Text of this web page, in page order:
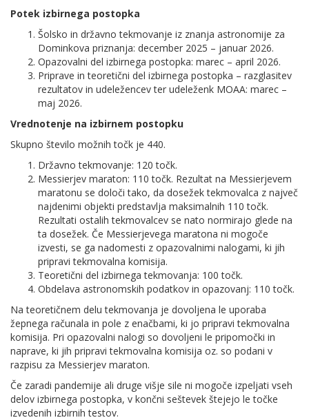
Potek izbirnega postopka
Šolsko in državno tekmovanje iz znanja astronomije za
Dominkova priznanja: december 2025 – januar 2026.
Opazovalni del izbirnega postopka: marec – april 2026.
Priprave in teoretični del izbirnega postopka – razglasitev
rezultatov in udeležencev ter udeleženk MOAA: marec –
maj 2026.
Vrednotenje na izbirnem postopku
Skupno število možnih točk je 440.
Državno tekmovanje: 120 točk.
Messierjev maraton: 110 točk. Rezultat na Messierjevem
maratonu se določi tako, da dosežek tekmovalca z največ
najdenimi objekti predstavlja maksimalnih 110 točk.
Rezultati ostalih tekmovalcev se nato normirajo glede na
ta dosežek. Če Messierjevega maratona ni mogoče
izvesti, se ga nadomesti z opazovalnimi nalogami, ki jih
pripravi tekmovalna komisija.
Teoretični del izbirnega tekmovanja: 100 točk.
Obdelava astronomskih podatkov in opazovanj: 110 točk.
Na teoretičnem delu tekmovanja je dovoljena le uporaba
žepnega računala in pole z enačbami, ki jo pripravi tekmovalna
komisija. Pri opazovalni nalogi so dovoljeni le pripomočki in
naprave, ki jih pripravi tekmovalna komisija oz. so podani v
razpisu za Messierjev maraton.
Če zaradi pandemije ali druge višje sile ni mogoče izpeljati vseh
delov izbirnega postopka, v končni seštevek štejejo le točke
izvedenih izbirnih testov.